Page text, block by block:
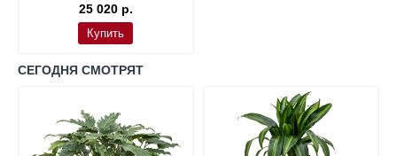
25 020 р.
Купить
СЕГОДНЯ СМОТРЯТ